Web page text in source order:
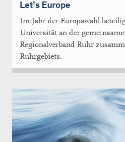
Let’s Europe
Im Jahr der Europawahl
Universität an der
Regionalverband Ruhr
Ruhrgebiets.